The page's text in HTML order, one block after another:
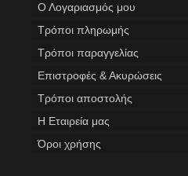
Ο Λογαριασμός μου
Tρόποι πληρωμής
Τρόποι παραγγελίας
Επιστροφές & Ακυρώσεις
Τρόποι αποστολής
Η Εταιρεία μας
Όροι χρήσης